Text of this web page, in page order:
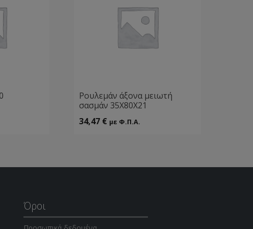
Ρουλεμάν άξονα μειωτή
σασμάν 35Χ80Χ21
34,47 € με Φ.Π.Α.
Όροι